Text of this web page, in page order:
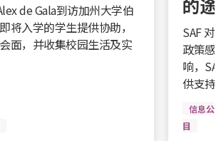
de Gala到访加州大学伯
将入学的学生提供协助，
面，并收集校园生活及实
的
SAF
政策感
响，
供支持
信息公
目